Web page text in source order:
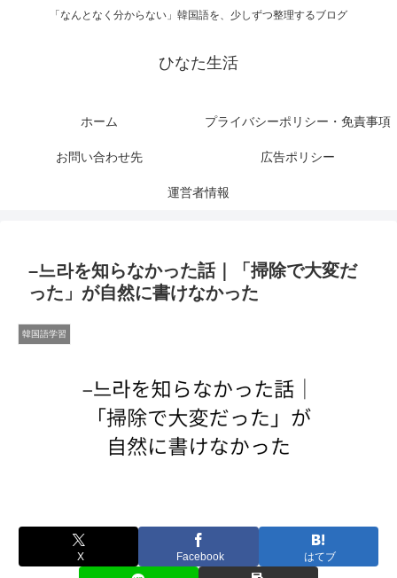
「なんとなく分からない」韓国語を、少しずつ整理するブログ
ひなた生活
ホーム プライバシーポリシー・免責事項
お問い合わせ先 広告ポリシー
運営者情報
–느라を知らなかった話｜「掃除で大変だ
った」が自然に書けなかった
韓国語学習
X Facebook はてブ